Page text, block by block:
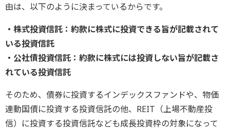
由は、以下のように決まっているからです。
・株式投資信託：約款に株式に投資できる旨が記載されて
いる投資信託
・公社債投資信託：約款に株式には投資しない旨が記載さ
れている投資信託
そのため、債券に投資するインデックスファンドや、物価
連動国債に投資する投資信託の他、REIT（上場不動産投
信）に投資する投資信託なども成長投資枠の対象になって